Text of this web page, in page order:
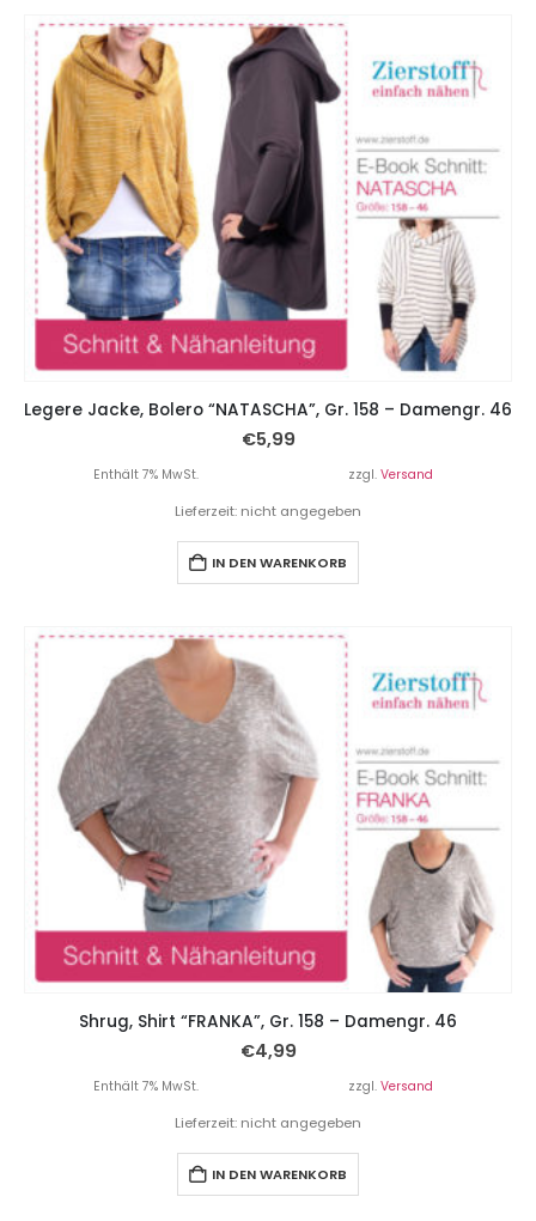
Legere Jacke, Bolero “NATASCHA”, Gr. 158 – Damengr. 46
€5,99
Enthält 7% MwSt. zzgl. Versand
Lieferzeit: nicht angegeben
IN DEN WARENKORB
Shrug, Shirt “FRANKA”, Gr. 158 – Damengr. 46
€4,99
Enthält 7% MwSt. zzgl. Versand
Lieferzeit: nicht angegeben
IN DEN WARENKORB